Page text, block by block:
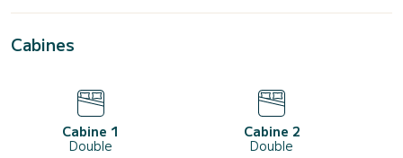
Cabines
Cabine 1
Double
Cabine 2
Double